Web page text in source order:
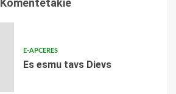
Komentētākie
E-APCERES
Es esmu tavs Dievs